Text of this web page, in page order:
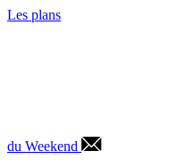
Les plans
du Weekend